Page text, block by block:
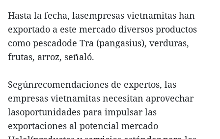
Hasta la fecha, lasempresas vietnamitas han
exportado a este mercado diversos productos
como pescadode Tra (pangasius), verduras,
frutas, arroz, señaló.
Segúnrecomendaciones de expertos, las
empresas vietnamitas necesitan aprovechar
lasoportunidades para impulsar las
exportaciones al potencial mercado